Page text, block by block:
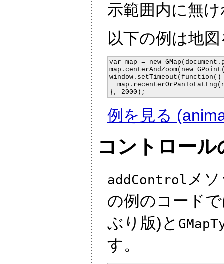
示範囲内に無
以下の例は地
var map = new
map.centerAndZoom(new
例を見る
コントロー
addControl メ
の例のコード
ぶり版)と
す。